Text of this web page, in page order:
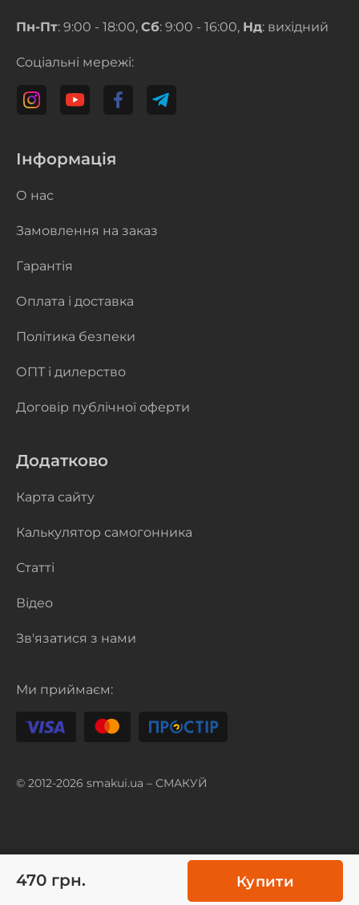
470 грн. Купити
Пн-Пт: 9:00 - 18:00, Сб: 9:00 - 16:00, Нд: вихідний
Соціальні мережі:
Інформація
О нас
Замовлення на заказ
Гарантія
Оплата і доставка
Політика безпеки
ОПТ і дилерство
Договір публічної оферти
Додатково
Карта сайту
Калькулятор самогонника
Статті
Відео
Зв'язатися з нами
Ми приймаєм:
© 2012-2026 smakui.ua – СМАКУЙ